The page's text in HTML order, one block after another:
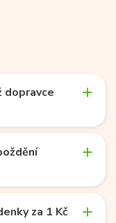
dopravce
za 1 Kč